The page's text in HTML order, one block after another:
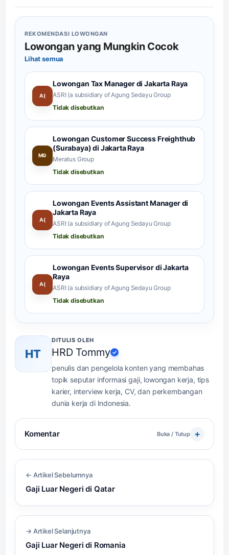
REKOMENDASI LOWONGAN
Lowongan yang Mungkin Cocok
Lihat semua
A(
Lowongan Tax Manager di Jakarta Raya
ASRI (a subsidiary of Agung Sedayu Group
Tidak disebutkan
MG
Lowongan Customer Success Freighthub
(Surabaya) di Jakarta Raya
Meratus Group
Tidak disebutkan
A(
Lowongan Events Assistant Manager di
Jakarta Raya
ASRI (a subsidiary of Agung Sedayu Group
Tidak disebutkan
A(
Lowongan Events Supervisor di Jakarta
Raya
ASRI (a subsidiary of Agung Sedayu Group
Tidak disebutkan
HT
DITULIS OLEH
HRD Tommy ✓
penulis dan pengelola konten yang membahas
topik seputar informasi gaji, lowongan kerja, tips
karier, interview kerja, CV, dan perkembangan
dunia kerja di Indonesia.
Komentar Buka / Tutup
← Artikel Sebelumnya
Gaji Luar Negeri di Qatar
→ Artikel Selanjutnya
Gaji Luar Negeri di Romania